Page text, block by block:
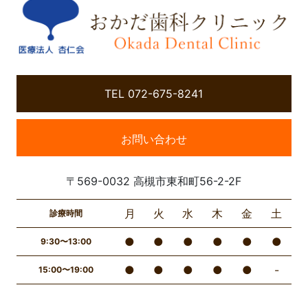
TEL 072-675-8241
お問い合わせ
〒569-0032 高槻市東和町56-2-2F
診療時間 月 火 水 木 金 土
9:30〜13:00 ● ● ● ● ● ●
15:00〜19:00 ● ● ● ● ● -